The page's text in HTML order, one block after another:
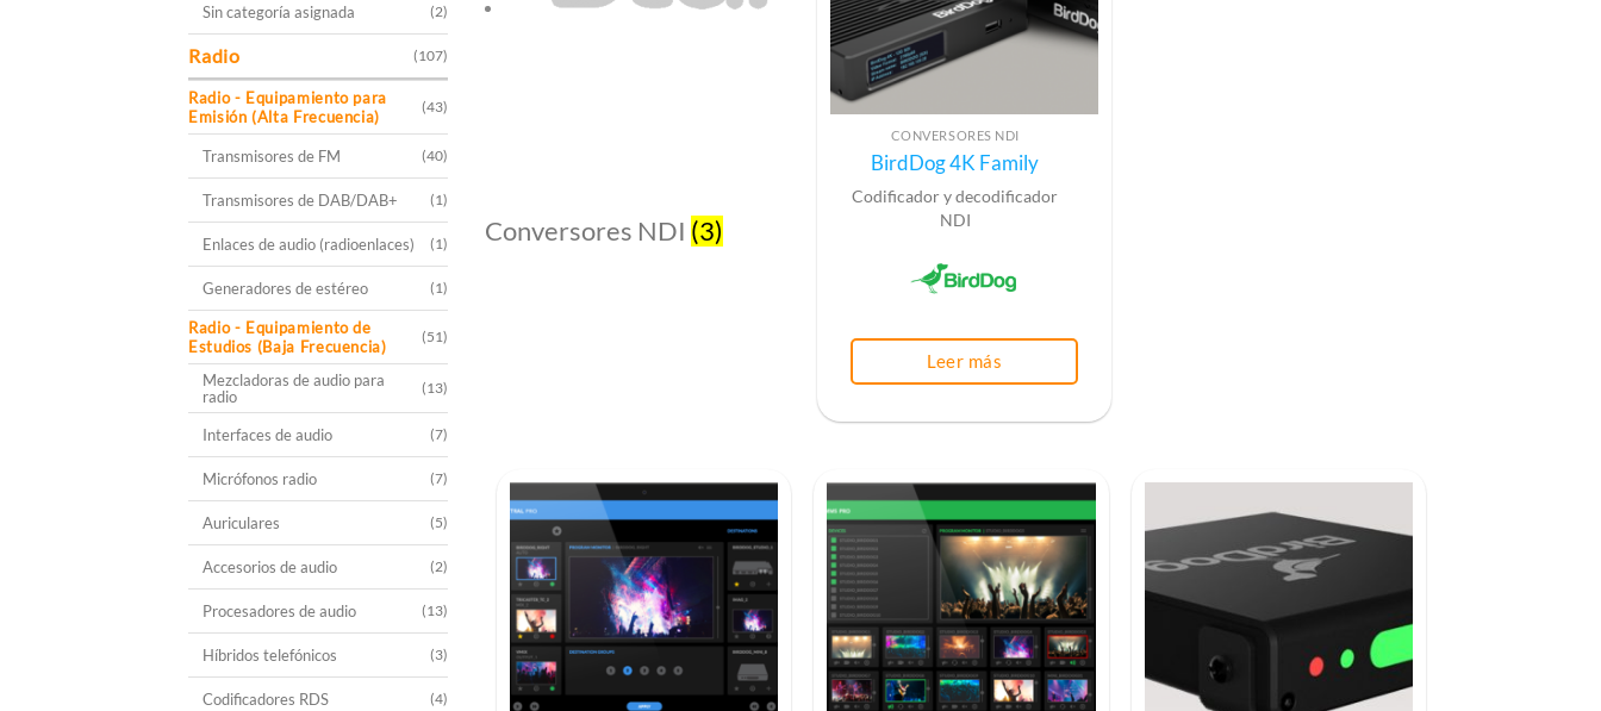
Sin categoría asignada (2)
Radio (107)
Radio - Equipamiento para
Emisión (Alta Frecuencia)
(43)
Transmisores de FM (40)
Transmisores de DAB/DAB+ (1)
Enlaces de audio (radioenlaces) (1)
Generadores de estéreo (1)
Radio - Equipamiento de
Estudios (Baja Frecuencia)
(51)
Mezcladoras de audio para
radio
(13)
Interfaces de audio (7)
Micrófonos radio (7)
Auriculares (5)
Accesorios de audio (2)
Procesadores de audio (13)
Híbridos telefónicos (3)
Codificadores RDS (4)
Conversores NDI (3)
CONVERSORES NDI
BirdDog 4K Family
Codificador y decodificador
NDI
Leer más